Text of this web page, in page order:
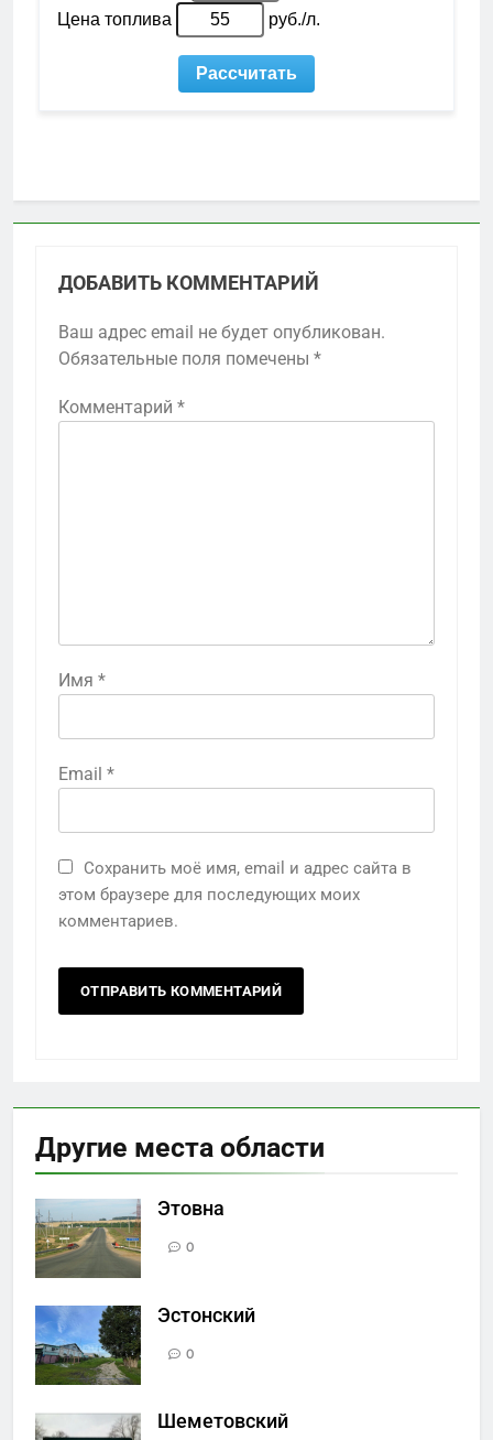
ДОБАВИТЬ КОММЕНТАРИЙ
Ваш адрес email не будет опубликован.
Обязательные поля помечены *
Комментарий *
Имя *
Email *
Сохранить моё имя, email и адрес сайта в
этом браузере для последующих моих
комментариев.
Другие места области
Этовна
0
Эстонский
0
Шеметовский